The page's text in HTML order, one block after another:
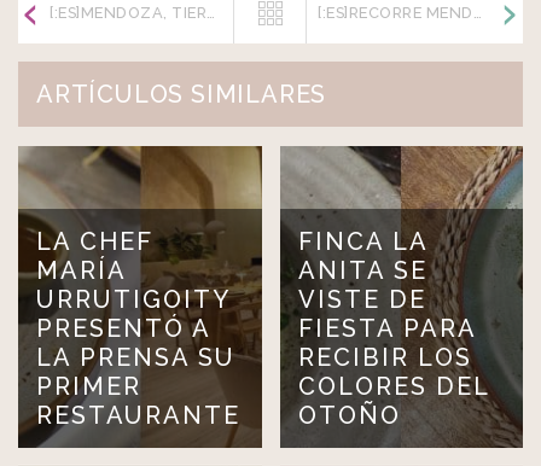
[:ES]MENDOZA, TIERRA DEL VINO Y AHORA TAMBIÉN DEL TURISMO OLIVÍCOLA[:]
ARTÍCULOS SIMILARES
LA CHEF
MARÍA
URRUTIGOITY
PRESENTÓ A
LA PRENSA SU
PRIMER
RESTAURANTE
FINCA LA
ANITA SE
VISTE DE
FIESTA PARA
RECIBIR LOS
COLORES DEL
OTOÑO